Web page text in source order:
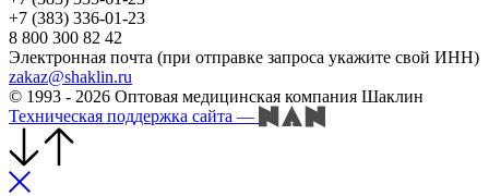
+7 (383) 336-01-23
8 800 300 82 42
Электронная почта (при отправке запроса укажите свой ИНН)
zakaz@shaklin.ru
© 1993 - 2026 Оптовая медицинская компания Шаклин
Техническая поддержка сайта —